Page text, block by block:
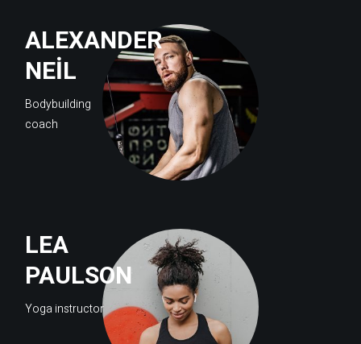
ALEXANDER
NEIL
Bodybuilding
coach
LEA
PAULSON
Yoga instructor